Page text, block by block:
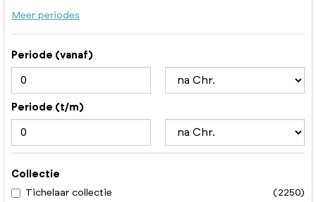
Meer periodes
Periode (vanaf)
Periode (t/m)
Collectie
Tichelaar collectie
(2250)